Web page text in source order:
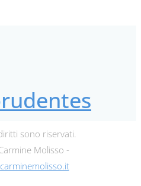
sono riservati.
Molisso -